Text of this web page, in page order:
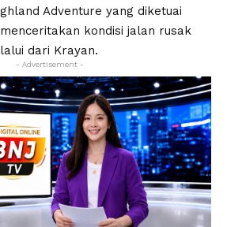
Adventure yang diketuai
kondisi jalan rusak
dari Krayan.
- Advertisement -